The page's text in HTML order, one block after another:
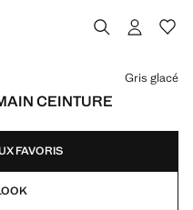
CEINTURE
Gris glacé
FAVORIS